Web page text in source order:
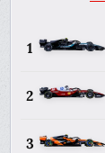
1
2
3